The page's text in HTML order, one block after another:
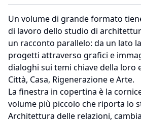
Un volume di grande formato
di lavoro dello studio di
un racconto parallelo: da un lato
progetti attraverso grafici e
dialoghi sui temi chiave della loro
Città, Casa, Rigenerazione e Arte.
La finestra in copertina è la
volume più piccolo che riporta lo
Architettura delle relazioni,